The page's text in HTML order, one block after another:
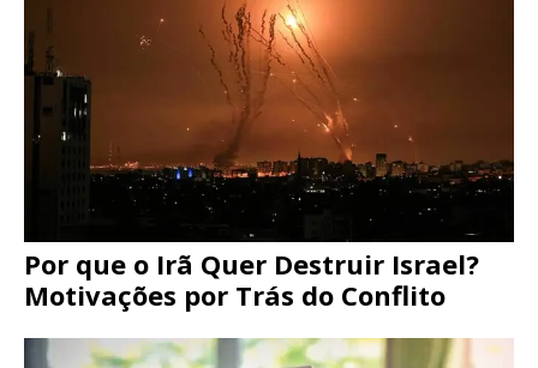
Por que o Irã Quer Destruir Israel?
Motivações por Trás do Conflito